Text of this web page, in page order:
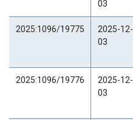
03
2025:1096/19775
2025-12-
03
2025:1096/19776
2025-12-
03